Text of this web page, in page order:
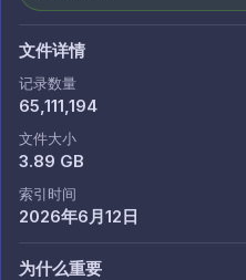
文件详情
记录数量
65,111,194
文件大小
3.89 GB
索引时间
2026年6月12日
为什么重要